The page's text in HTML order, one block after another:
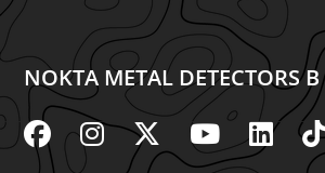
NOKTA METAL